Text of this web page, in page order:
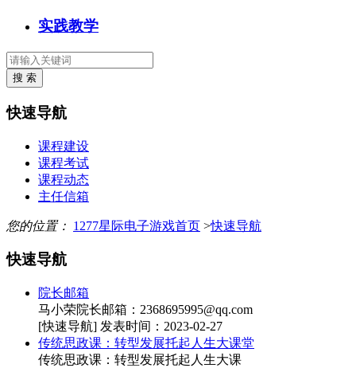
实践教学
快速导航
课程建设
课程考试
课程动态
主任信箱
您的位置： 1277星际电子游戏首页 >快速导航
快速导航
院长邮箱
马小荣院长邮箱： 2368695995@qq.com
[快速导航] 发表时间：2023-02-27
传统思政课：转型发展托起人生大课堂
传统思政课：转型发展托起人生大课